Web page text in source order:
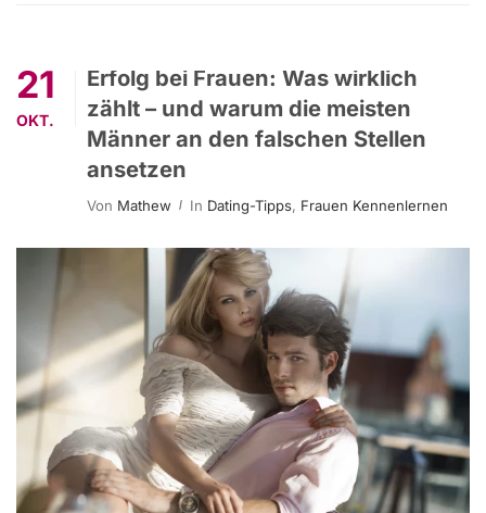
21
OKT.
Erfolg bei Frauen: Was wirklich
zählt – und warum die meisten
Männer an den falschen Stellen
ansetzen
Von Mathew In Dating-Tipps, Frauen Kennenlernen